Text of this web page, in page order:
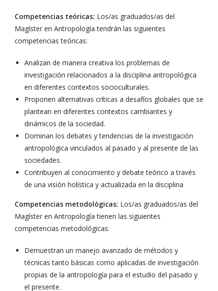
Competencias teóricas: Los/as graduados/as del
Magíster en Antropología tendrán las siguientes
competencias teóricas:
Analizan de manera creativa los problemas de
investigación relacionados a la disciplina antropológica
en diferentes contextos socioculturales.
Proponen alternativas críticas a desafíos globales que se
plantean en diferentes contextos cambiantes y
dinámicos de la sociedad.
Dominan los debates y tendencias de la investigación
antropológica vinculados al pasado y al presente de las
sociedades.
Contribuyen al conocimiento y debate teórico a través
de una visión holística y actualizada en la disciplina
Competencias metodológicas: Los/as graduados/as del
Magíster en Antropología tienen las siguientes
competencias metodológicas:
Demuestran un manejo avanzado de métodos y
técnicas tanto básicas como aplicadas de investigación
propias de la antropología para el estudio del pasado y
el presente.